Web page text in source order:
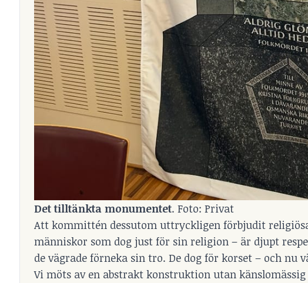
Det tilltänkta monumentet. Foto: Privat
Att kommittén dessutom uttryckligen förbjudit
människor som dog just för sin religion – är djupt
de vägrade förneka sin tro. De dog för korset – och
Vi möts av en abstrakt konstruktion utan